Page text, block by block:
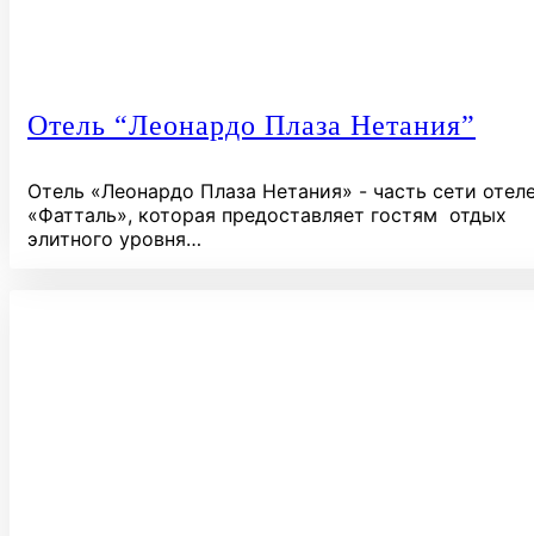
Отель “Леонардо Плаза Нетания”
Отель «Леонардо Плаза Нетания» - часть сети
«Фатталь», которая предоставляет гостям отдых
элитного уровня…